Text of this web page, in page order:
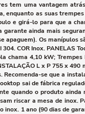
tem uma vantagem
enquanto as suas
e girá-lo para que a
ainda mais
apaguem). Os manípulos
COR Inox. PANELAS
chama 4,10 kW;
L x P 755 x 490
se que a
sai de fábrica
quando o produto
riscar a mesa de inox.
1 ano (90 dias de